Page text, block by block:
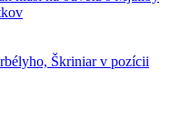
Škriniar v pozícii